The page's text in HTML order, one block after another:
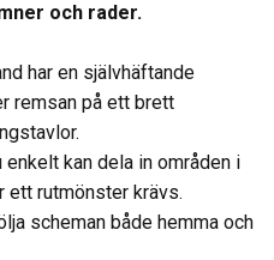
och rader.
har en självhäftande
remsan på ett brett
kan dela in områden i
ett rutmönster krävs.
scheman både hemma och